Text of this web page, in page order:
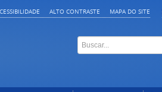
ALTO CONTRASTE MAPA DO SITE